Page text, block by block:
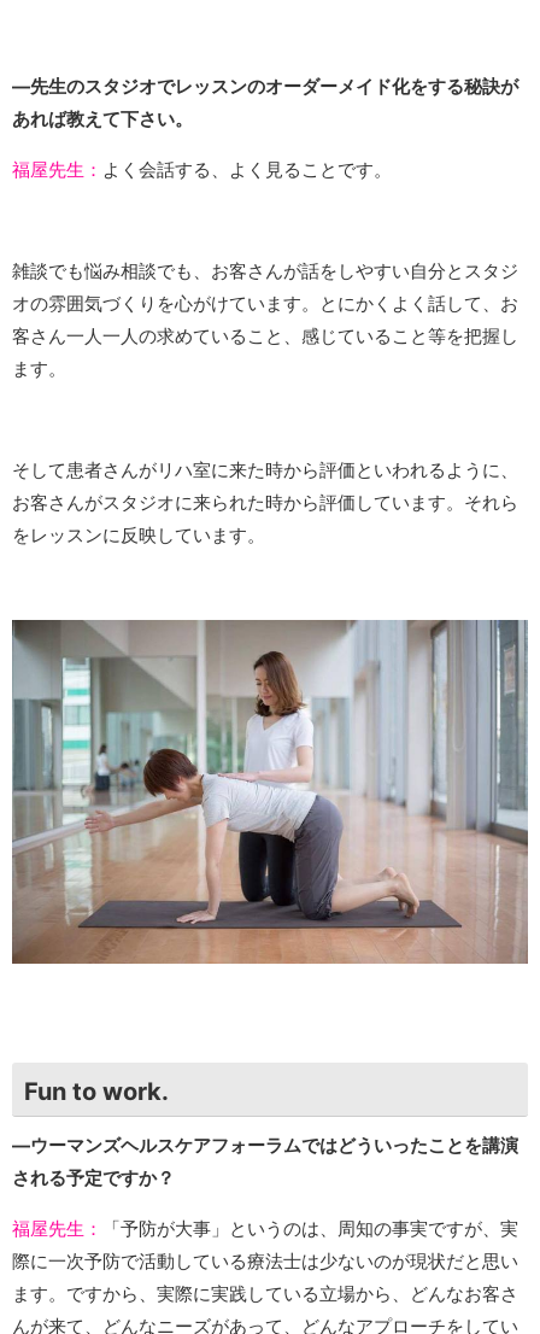
―先生のスタジオでレッスンのオーダーメイド化をする秘訣が
あれば教えて下さい。
福屋先生： よく会話する、よく見ることです。
雑談でも悩み相談でも、お客さんが話をしやすい自分とスタジ
オの雰囲気づくりを心がけています。とにかくよく話して、お
客さん一人一人の求めていること、感じていること等を把握し
ます。
そして患者さんがリハ室に来た時から評価といわれるように、
お客さんがスタジオに来られた時から評価しています。それら
をレッスンに反映しています。
Fun to work.
―ウーマンズヘルスケアフォーラムではどういったことを講演
される予定ですか？
福屋先生：
「予防が大事」というのは、周知の事実ですが、実
際に一次予防で活動している療法士は少ないのが現状だと思い
ます。ですから、実際に実践している立場から、どんなお客さ
んが来て、どんなニーズがあって、どんなアプローチをしてい